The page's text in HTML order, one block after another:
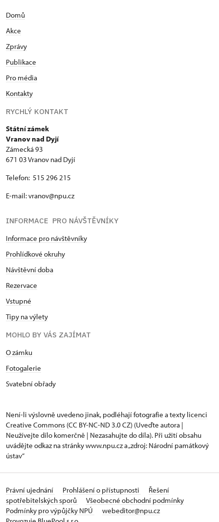
Domů
Akce
Zprávy
Publikace
Pro média
Kontakty
RYCHLÝ KONTAKT
Státní zámek
Vranov nad Dyjí
Zámecká 93
671 03 Vranov nad Dyjí
Telefon: 515 296 215
E-mail: vranov@npu.cz
INFORMACE PRO NÁVŠTĚVNÍKY
Informace pro návštěvníky
Prohlídkové okruhy
Návštěvní doba
Rezervace
Vstupné
Tipy na výlety
MOHLO BY VÁS ZAJÍMAT
O zámku
Fotogalerie
Svatební obřady
Není-li výslovně uvedeno jinak, podléhají fotografie a texty licenci
Creative Commons (CC BY-NC-ND 3.0 CZ) (Uveďte autora |
Neužívejte dílo komerčně | Nezasahujte do díla). Při užití obsahu
uvádějte odkaz na stránky www.npu.cz a „zdroj: Národní památkový
ústav“
Právní ujednání Prohlášení o přístupnosti
Řešení
spotřebitelských sporů
Všeobecné obchodní podmínky
Podmínky pro výpůjčky NPÚ
webeditor@npu.cz